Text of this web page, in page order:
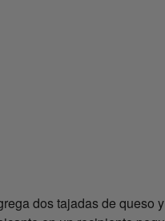
dos tajadas de